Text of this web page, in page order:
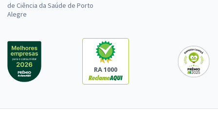
de Ciência da Saúde de Porto
Alegre
RA 1000